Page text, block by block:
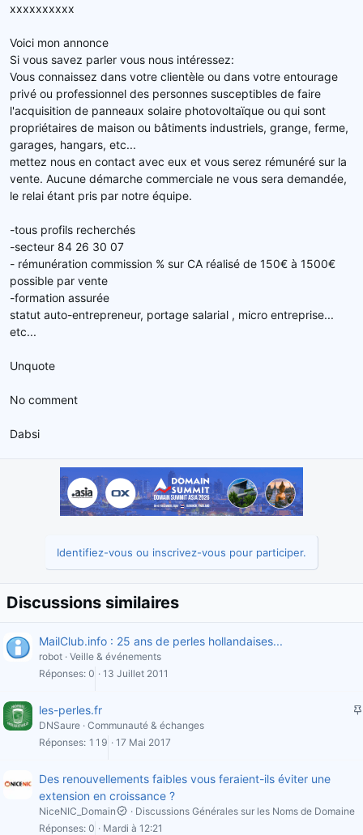
xxxxxxxxxx
Voici mon annonce
Si vous savez parler vous nous intéressez:
Vous connaissez dans votre clientèle ou dans votre entourage
privé ou professionnel des personnes susceptibles de faire
l'acquisition de panneaux solaire photovoltaïque ou qui sont
propriétaires de maison ou bâtiments industriels, grange, ferme,
garages, hangars, etc...
mettez nous en contact avec eux et vous serez rémunéré sur la
vente. Aucune démarche commerciale ne vous sera demandée,
le relai étant pris par notre équipe.
-tous profils recherchés
-secteur 84 26 30 07
- rémunération commission % sur CA réalisé de 150€ à 1500€
possible par vente
-formation assurée
statut auto-entrepreneur, portage salarial , micro entreprise...
etc...
Unquote
No comment
Dabsi
Identifiez-vous ou inscrivez-vous pour participer.
Discussions similaires
MailClub.info : 25 ans de perles hollandaises...
robot Veille & événements
Réponses 0 13 Juillet 2011
les-perles.fr
DNSaure Communauté & échanges
Réponses 119 17 Mai 2017
Des renouvellements faibles vous feraient-ils éviter une
extension en croissance ?
NiceNIC_Domain
Discussions Générales sur les Noms de Domaine
Réponses 0 Mardi à 12:21